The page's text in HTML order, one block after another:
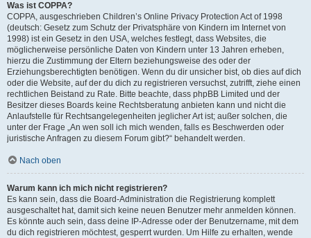
Was ist COPPA?
COPPA, ausgeschrieben Children’s Online Privacy Protection Act of 1998
(deutsch: Gesetz zum Schutz der Privatsphäre von Kindern im Internet von
1998) ist ein Gesetz in den USA, welches festlegt, dass Websites, die
möglicherweise persönliche Daten von Kindern unter 13 Jahren erheben,
hierzu die Zustimmung der Eltern beziehungsweise des oder der
Erziehungsberechtigten benötigen. Wenn du dir unsicher bist, ob dies auf dich
oder die Website, auf der du dich zu registrieren versuchst, zutrifft, ziehe einen
rechtlichen Beistand zu Rate. Bitte beachte, dass phpBB Limited und der
Besitzer dieses Boards keine Rechtsberatung anbieten kann und nicht die
Anlaufstelle für Rechtsangelegenheiten jeglicher Art ist; außer solchen, die
unter der Frage „An wen soll ich mich wenden, falls es Beschwerden oder
juristische Anfragen zu diesem Forum gibt?“ behandelt werden.
Nach oben
Warum kann ich mich nicht registrieren?
Es kann sein, dass die Board-Administration die Registrierung komplett
ausgeschaltet hat, damit sich keine neuen Benutzer mehr anmelden können.
Es könnte auch sein, dass deine IP-Adresse oder der Benutzername, mit dem
du dich registrieren möchtest, gesperrt wurden. Um Hilfe zu erhalten, wende